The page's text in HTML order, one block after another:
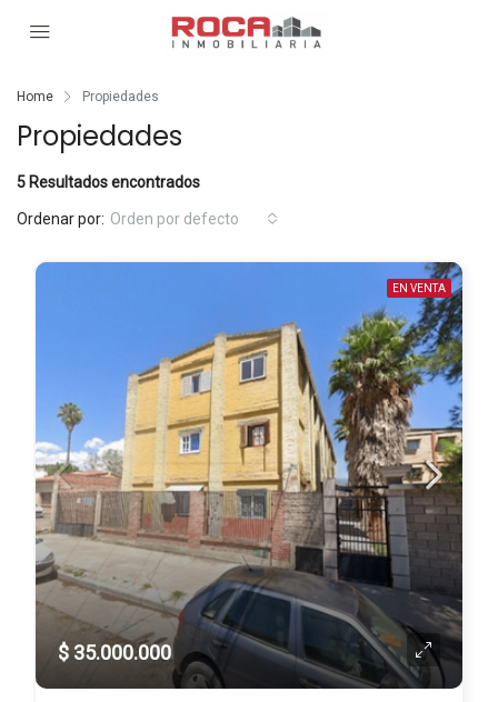
Home Propiedades
Propiedades
5 Resultados encontrados
Ordenar por: Orden por defecto
EN VENTA
$ 35.000.000